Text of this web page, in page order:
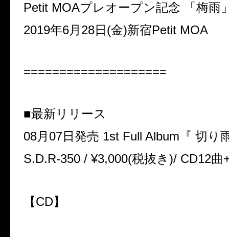
Petit MOAプレオープン記念 「梅雨
2019年6月28日(金)新宿Petit MOA
====================
■最新リリース
08月07日発売 1st Full Album『 切り
S.D.R-350 / ¥3,000(税抜き)/ CD12曲
【CD】